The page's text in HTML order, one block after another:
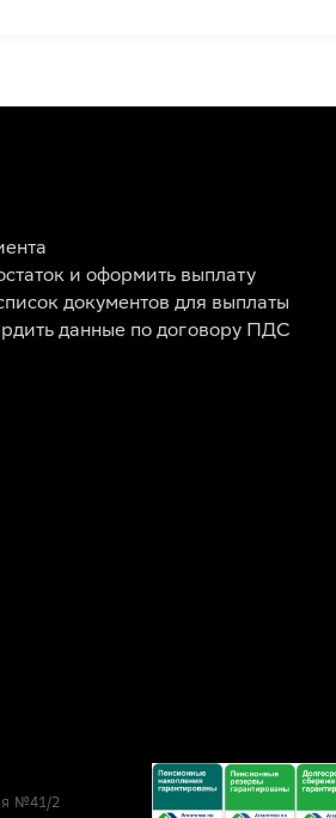
и оформить выплату
документов для выплаты
данные по договору ПДС
№41/2